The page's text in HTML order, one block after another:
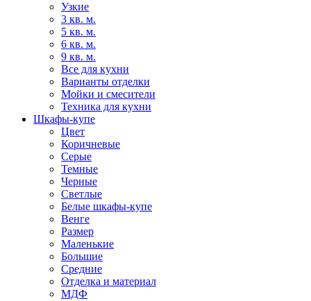
Узкие
3 кв. м.
5 кв. м.
6 кв. м.
9 кв. м.
Все для кухни
Варианты отделки
Мойки и смесители
Техника для кухни
Шкафы-купе
Цвет
Коричневые
Серые
Темные
Черные
Светлые
Белые шкафы-купе
Венге
Размер
Маленькие
Большие
Средние
Отделка и материал
МДФ